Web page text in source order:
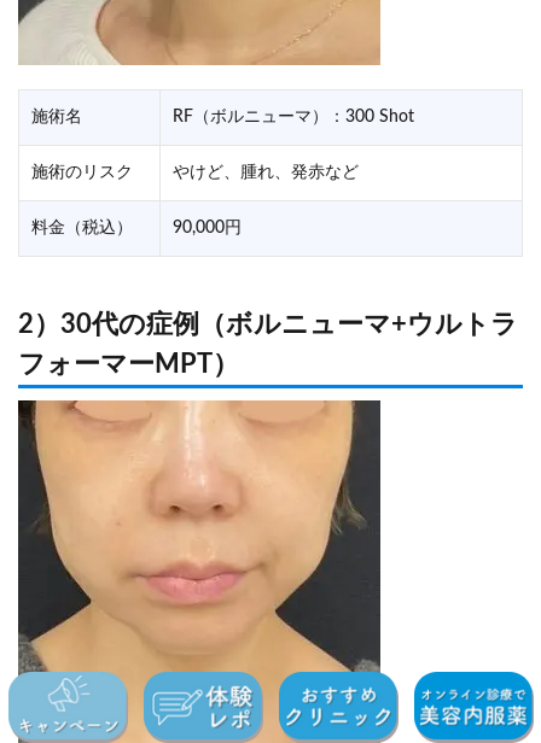
施術名 RF（ボルニューマ）：300 Shot
施術のリスク やけど、腫れ、発赤など
料金（税込） 90,000円
2）30代の症例（ボルニューマ+ウルトラ
フォーマーMPT）